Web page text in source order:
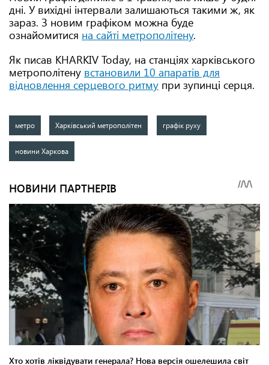
дні. У вихідні інтервали залишаються такими ж, як
зараз. З новим графіком можна буде
ознайомитися на сайті метрополітену.
Як писав KHARKIV Today, на станціях харківського
метрополітену встановили 10 апаратів для
відновлення серцевого ритму при зупинці серця.
метро Харківський метрополітен графік руху
новини Харкова